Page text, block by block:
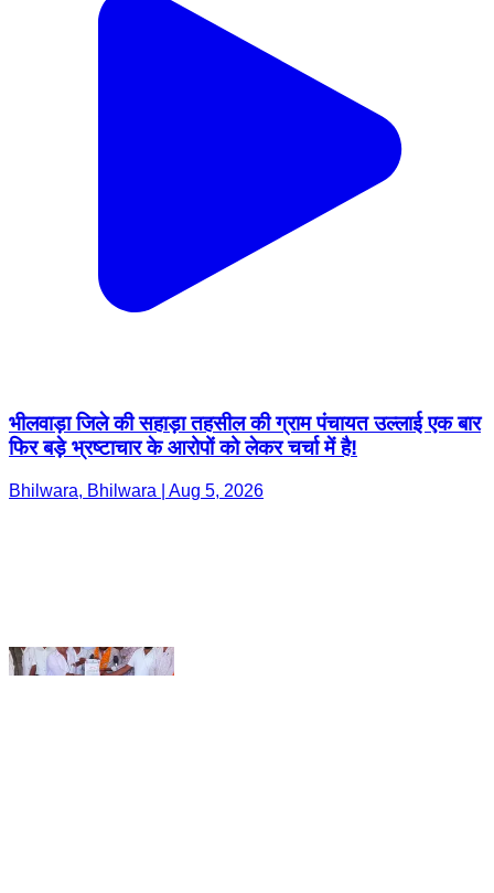
भीलवाड़ा जिले की सहाड़ा तहसील की ग्राम पंचायत उल्लाई एक बार
फिर बड़े भ्रष्टाचार के आरोपों को लेकर चर्चा में है!